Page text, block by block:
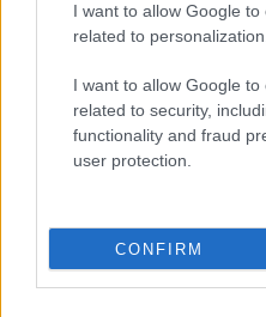
I want to allow Google to
related to personalization.
I want to allow Google to
related to security,
functionality and fraud
user protection.
CONFIRM